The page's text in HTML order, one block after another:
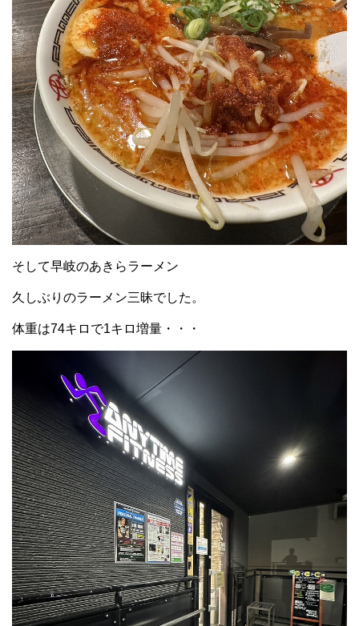
そして早岐のあきらラーメン
久しぶりのラーメン三昧でした。
体重は74キロで1キロ増量・・・